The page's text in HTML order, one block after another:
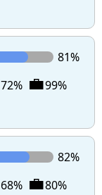
81%
72% 💼99%
82%
68% 💼80%